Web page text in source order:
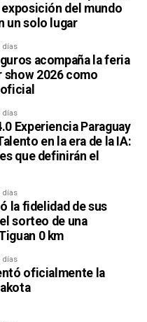
del mundo
un solo lugar
días
acompaña la feria
show 2026 como
días
Experiencia Paraguay
en la era de la IA:
que definirán el
días
la fidelidad de sus
sorteo de una
0 km
días
oficialmente la